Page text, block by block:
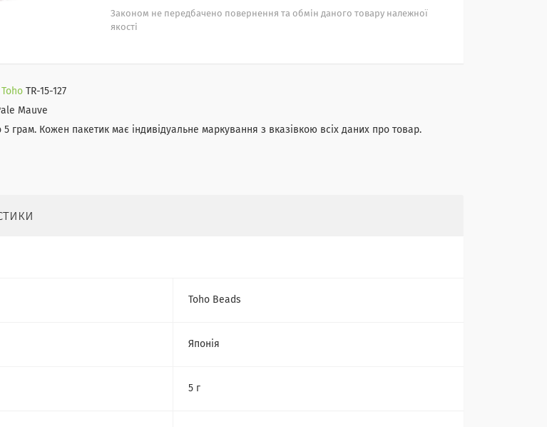
Законом не передбачено повернення та обмін даного товару належної
якості
TR-15-127
Mauve
грам. Кожен пакетик має індивідуальне маркування з вказівкою всіх даних про товар.
Toho Beads
Японія
5 г